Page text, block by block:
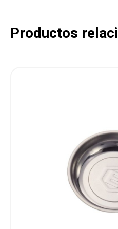
Productos